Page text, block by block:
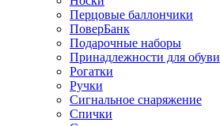
Перцовые баллончики
ПоверБанк
Подарочные наборы
Принадлежности для обуви
Рогатки
Ручки
Сигнальное снаряжение
Спички